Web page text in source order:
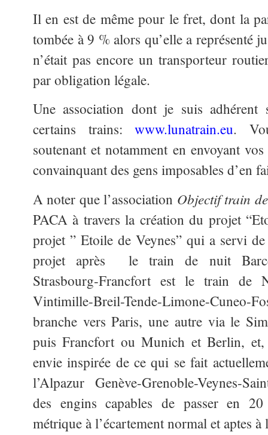
Il en est de même pour le fret, dont la
tombée à 9 % alors qu’elle a représenté
n’était pas encore un transporteur
par obligation légale.
Une association dont je suis adhérent
certains trains:www.lunatrain.eu.
soutenant et notamment en envoyant
convainquant des gens imposables d’en
A noter que l’association Objectif train
PACA à travers la création du projet
projet ” Etoile de Veynes” qui a servi
projet après
le train de nuit
Strasbourg-Francfort est le train de
Vintimille-Breil-Tende-Limone-
branche vers Paris, une autre via le
puis Francfort ou Munich et Berlin, et,
envie inspirée de ce qui se fait
l’Alpazur Genève-Grenoble-Veynes-
des engins capables de passer en 20
métrique à l’écartement normal et aptes